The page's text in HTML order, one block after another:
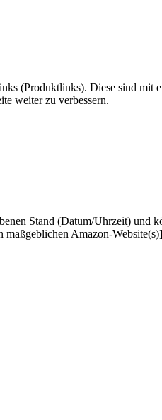
(Produktlinks). Diese sind
weiter zu verbessern.
Stand (Datum/Uhrzeit)
Amazon-